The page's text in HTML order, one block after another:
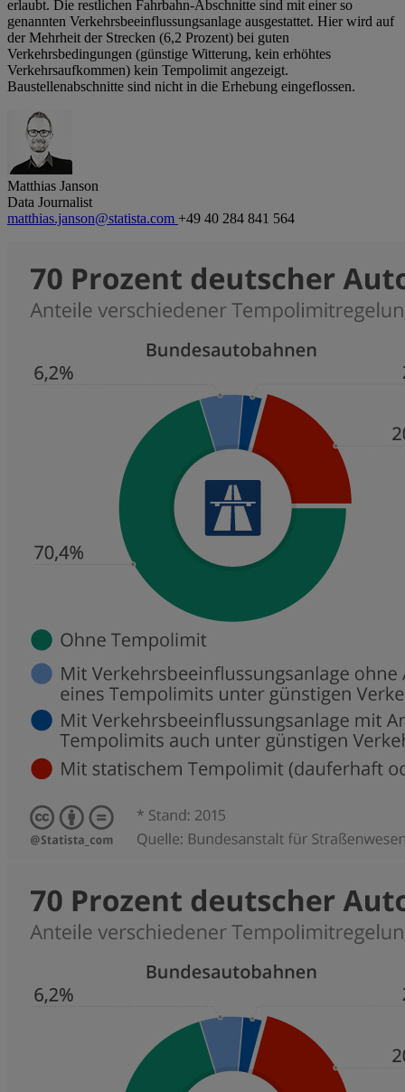
erlaubt. Die restlichen Fahrbahn-Abschnitte sind mit einer so
genannten Verkehrsbeeinflussungsanlage ausgestattet. Hier wird auf
der Mehrheit der Strecken (6,2 Prozent) bei guten
Verkehrsbedingungen (günstige Witterung, kein erhöhtes
Verkehrsaufkommen) kein Tempolimit angezeigt.
Baustellenabschnitte sind nicht in die Erhebung eingeflossen.
Matthias Janson
Data Journalist
matthias.janson@statista.com +49 40 284 841 564